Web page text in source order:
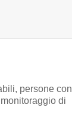
persone con
di